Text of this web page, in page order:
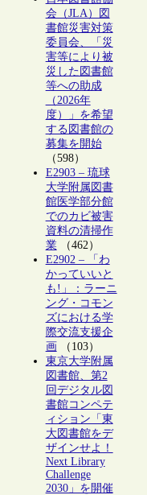
会（JLA）図
書館災害対策
委員会、「災
害等により被
災した図書館
等への助成
（2026年
度）」を希望
する図書館の
募集を開始
（598）
E2903 – 琉球
大学附属図書
館医学部分館
でのカビ被害
資料の清掃作
業（462）
E2902 – 「わ
かっていいと
も!」：ラーニ
ング・コモン
ズにおける学
際交流支援企
画 （103）
東京大学附属
図書館、第2
回デジタル図
書館コンペテ
ィション「東
大図書館をデ
ザインせよ！
Next Library
Challenge
2030」を開催